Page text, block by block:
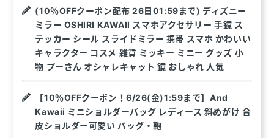
(10％OFFクーポン配布 26日01:59まで) ディズニー
ミラー OSHIRI KAWAII スマホアクセサリー 手鏡 ス
テッカー シール スライドミラー 携帯 スマホ かわいい
キャラクター コスメ 雑貨 ミッキー ミニー グッズ 小
物 プーさん オシャレキャット 鏡 おしゃれ 人気
【10％OFFクーポン！6/26(金)1:59まで】And
Kawaii ミニショルダーバッグ レディース 斜めがけ 合
皮ショルダー可愛い バッグ・鞄